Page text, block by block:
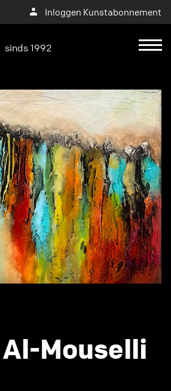
Inloggen Kunstabonnement
sinds 1992
Mouselli